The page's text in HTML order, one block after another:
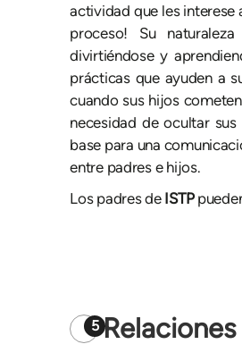
actividad que les interese
proceso! Su
divirtiéndose y
prácticas que ayuden a
cuando sus hijos
necesidad de ocultar
base para una
entre padres e hijos.
Los padres de ISTP
5